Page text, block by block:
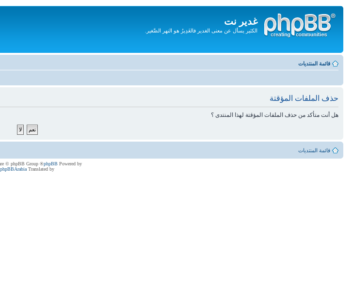
غدير نت
الكثير يسأل عن معنى الغدير فالغَدِيرُ هو النهر الصَّغير.
المحتويات
قائمة المنتديات
حذف الملفات المؤقتة
هل أنت متأكد من حذف الملفات المؤقتة لهذا المنتدى ؟
قائمة المنتديات
Powered by
phpBB
® Forum Software © phpBB Group
Translated by
phpBBArabia